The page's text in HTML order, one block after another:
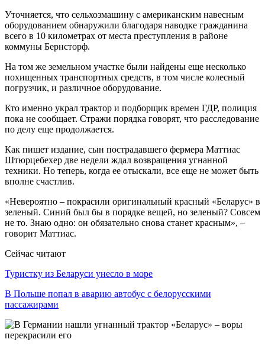
Уточняется, что сельхозмашину с американским навесным
оборудованием обнаружили благодаря наводке гражданина
всего в 10 километрах от места преступления в районе
коммуны Бернсторф.
На том же земельном участке были найдены еще несколько
похищенных транспортных средств, в том числе колесный
погрузчик, и различное оборудование.
Кто именно украл трактор и подборщик времен ГДР, полиция
пока не сообщает. Стражи порядка говорят, что расследование
по делу еще продолжается.
Как пишет издание, сын пострадавшего фермера Маттиас
Штюрцебехер две недели ждал возвращения угнанной
техники. Но теперь, когда ее отыскали, все еще не может быть
вполне счастлив.
«Невероятно – покрасили оригинальный красный «Беларус» в
зеленый. Синий был бы в порядке вещей, но зеленый? Совсем
не то. Знаю одно: он обязательно снова станет красным», –
говорит Маттиас.
Сейчас читают
Туристку из Беларуси унесло в море
В Польше попал в аварию автобус с белорусскими
пассажирами